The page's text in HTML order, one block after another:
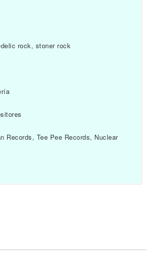
rock, stoner rock
Records, Tee Pee Records, Nuclear